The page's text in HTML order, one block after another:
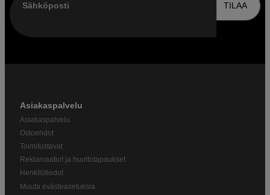
Sähköposti TILAA
Asiakaspalvelu
Asiakaspalvelu
Ostoehdot
Toimitustavat
Reklamaatiot ja huoltotapaukset
Henkilötiedot
Muuta evästeasetuksia